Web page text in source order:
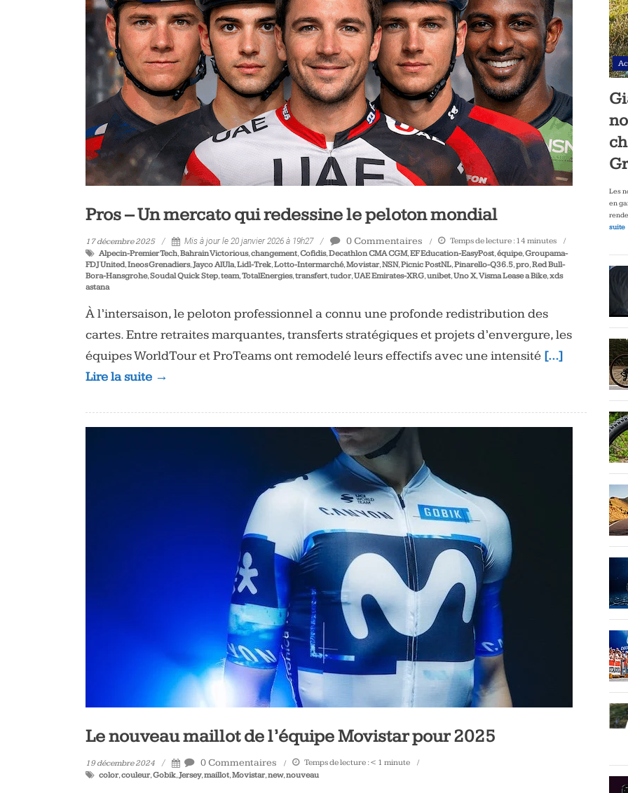
vélo
et
triathlon
Pros – Un mercato qui redessine le peloton mondial
17 décembre 2025 Mis à jour le 20 janvier 2026 à 19h27 0 Commentaires Temps de lecture : 14 minutes
Alpecin-Premier Tech,Bahrain Victorious,changement,Cofidis,Decathlon CMA CGM,EF Education-EasyPost,équipe,Groupama-
FDJ United,Ineos Grenadiers,Jayco AlUla,Lidl-Trek,Lotto-Intermarché,Movistar,NSN,Picnic PostNL,Pinarello-Q36.5,pro,Red Bull-
Bora-Hansgrohe,Soudal Quick Step,team,TotalEnergies,transfert,tudor,UAE Emirates-XRG,unibet,Uno X,Visma Lease a Bike,xds
astana
À l’intersaison, le peloton professionnel a connu une profonde redistribution des
cartes. Entre retraites marquantes, transferts stratégiques et projets d’envergure, les
équipes WorldTour et ProTeams ont remodelé leurs effectifs avec une intensité […]
Lire la suite →
Le nouveau maillot de l’équipe Movistar pour 2025
19 décembre 2024 0 Commentaires Temps de lecture : < 1 minute
color,couleur,Gobik,Jersey,maillot,Movistar,new,nouveau
Les
en
suite